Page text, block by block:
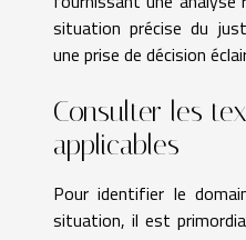
situation précise du
une prise de décision
Consulter les
applicables
Pour identifier le
situation, il est